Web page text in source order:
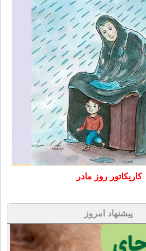
کاریکاتور روز مادر
پیشنهاد امروز